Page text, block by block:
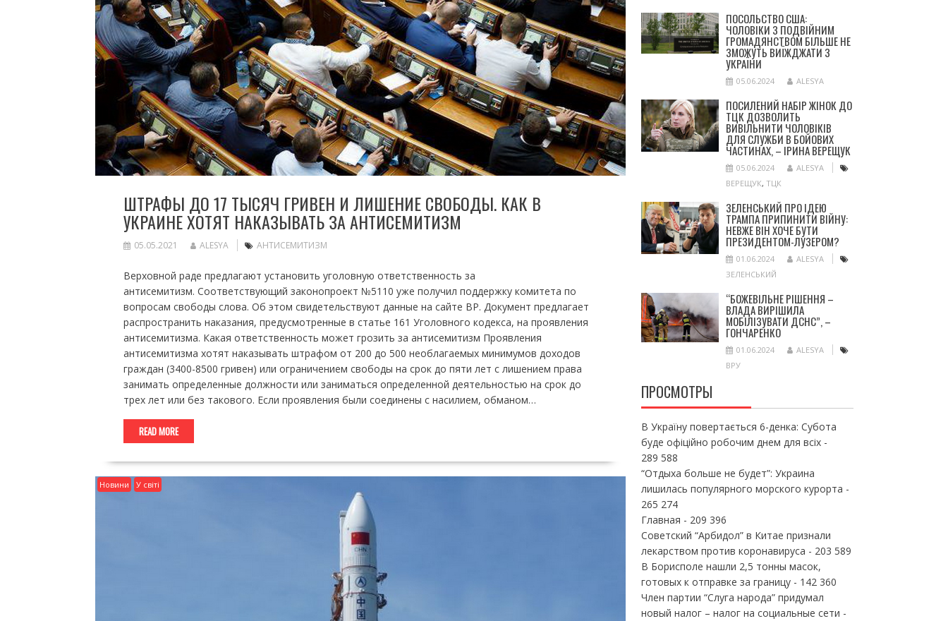
ШТРАФЫ ДО 17 ТЫСЯЧ ГРИВЕН И ЛИШЕНИЕ СВОБОДЫ. КАК В
УКРАИНЕ ХОТЯТ НАКАЗЫВАТЬ ЗА АНТИСЕМИТИЗМ
05.05.2021 ALESYA АНТИСЕМИТИЗМ
Верховной раде предлагают установить уголовную ответственность за
антисемитизм. Соответствующий законопроект №5110 уже получил поддержку комитета по
вопросам свободы слова. Об этом свидетельствуют данные на сайте ВР. Документ предлагает
распространить наказания, предусмотренные в статье 161 Уголовного кодекса, на проявления
антисемитизма. Какая ответственность может грозить за антисемитизм Проявления
антисемитизма хотят наказывать штрафом от 200 до 500 необлагаемых минимумов доходов
граждан (3400-8500 гривен) или ограничением свободы на срок до пяти лет с лишением права
занимать определенные должности или заниматься определенной деятельностью на срок до
трех лет или без такового. Если проявления были соединены с насилием, обманом…
READ MORE
Новини У світі
ПОСОЛЬСТВО США:
ЧОЛОВІКИ З ПОДВІЙНИМ
ГРОМАДЯНСТВОМ БІЛЬШЕ НЕ
ЗМОЖУТЬ ВИЇЖДЖАТИ З
УКРАЇНИ
05.06.2024 ALESYA
ПОСИЛЕНИЙ НАБІР ЖІНОК ДО
ТЦК ДОЗВОЛИТЬ
ВИВІЛЬНИТИ ЧОЛОВІКІВ
ДЛЯ СЛУЖБИ В БОЙОВИХ
ЧАСТИНАХ, – ІРИНА ВЕРЕЩУК
05.06.2024
ALESYA
ВЕРЕЩУК, ТЦК
ЗЕЛЕНСЬКИЙ ПРО ІДЕЮ
ТРАМПА ПРИПИНИТИ ВІЙНУ:
НЕВЖЕ ВІН ХОЧЕ БУТИ
ПРЕЗИДЕНТОМ-ЛУЗЕРОМ?
01.06.2024
ALESYA
ЗЕЛЕНСЬКИЙ
“БОЖЕВІЛЬНЕ РІШЕННЯ –
ВЛАДА ВИРІШИЛА
МОБІЛІЗУВАТИ ДСНС”, –
ГОНЧАРЕНКО
01.06.2024
ALESYA
ВРУ
ПРОСМОТРЫ
В Україну повертається 6-денка: Субота
буде офіційно робочим днем для всіх-
289 588
“Отдыха больше не будет”: Украина
лишилась популярного морского курорта -
265 274
Главная - 209 396
Советский “Арбидол” в Китае признали
лекарством против коронавируса - 203 589
В Борисполе нашли 2,5 тонны масок,
готовых к отправке за границу- 142 360
Член партии “Слуга народа” придумал
новый налог – налог на социальные сети -